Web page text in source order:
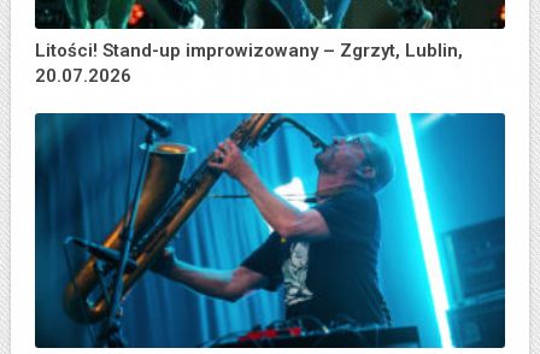
Litości! Stand-up improwizowany – Zgrzyt, Lublin,
20.07.2026